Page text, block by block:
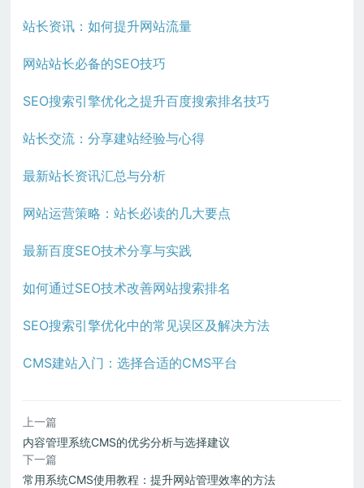
站长资讯：如何提升网站流量
网站站长必备的SEO技巧
SEO搜索引擎优化之提升百度搜索排名技巧
站长交流：分享建站经验与心得
最新站长资讯汇总与分析
网站运营策略：站长必读的几大要点
最新百度SEO技术分享与实践
如何通过SEO技术改善网站搜索排名
SEO搜索引擎优化中的常见误区及解决方法
CMS建站入门：选择合适的CMS平台
上一篇
内容管理系统CMS的优劣分析与选择建议
下一篇
常用系统CMS使用教程：提升网站管理效率的方法